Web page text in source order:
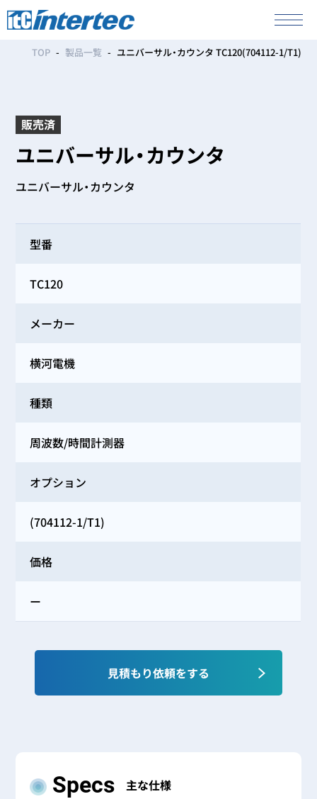
TOP 製品一覧 ユニバーサル・カウンタ TC120(704112-1/T1)
販売済
ユニバーサル・カウンタ
ユニバーサル・カウンタ
型番
TC120
メーカー
横河電機
種類
周波数/時間計測器
オプション
(704112-1/T1)
価格
ー
見積もり依頼をする
Specs 主な仕様